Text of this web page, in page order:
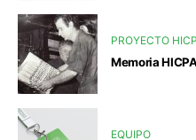
PROYECTO
Memoria
EQUIPO